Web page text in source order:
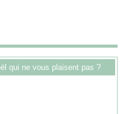
qui ne vous plaisent pas ?